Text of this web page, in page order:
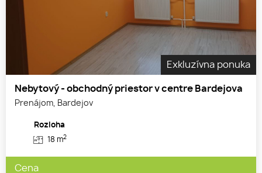
Exkluzívna ponuka
Nebytový - obchodný priestor v centre Bardejova
Prenájom, Bardejov
Rozloha
18 m2
Cena